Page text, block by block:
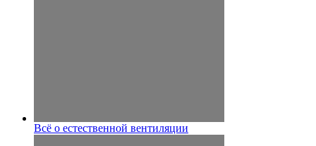
Всё о естественной вентиляции